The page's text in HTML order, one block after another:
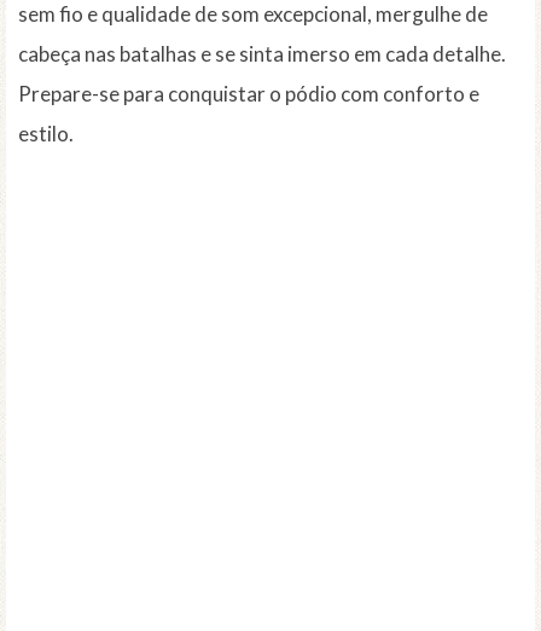
sem fio e qualidade de som excepcional, mergulhe de
cabeça nas batalhas e se sinta imerso em cada detalhe.
Prepare-se para conquistar o pódio com conforto e
estilo.